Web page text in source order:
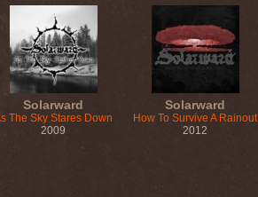
Solarward
The Sky Stares Down
2009
Solarward
How To Survive A Rainout
2012